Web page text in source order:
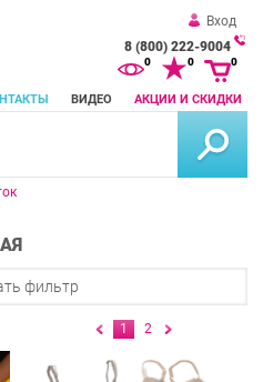
Вход
8 (800) 222-9004
ВИДЕО АКЦИИ И СКИДКИ
0 0 0
фильтр
1 2